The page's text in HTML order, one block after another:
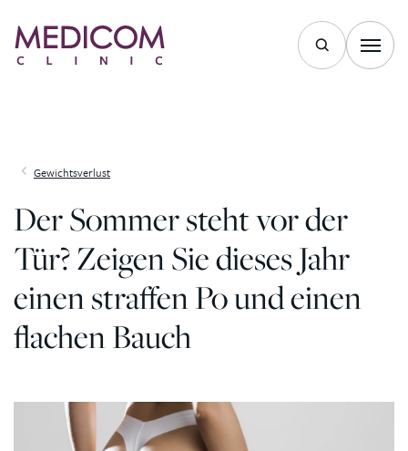
Gewichtsverlust
Der Sommer steht vor der
Tür? Zeigen Sie dieses Jahr
einen straffen Po und einen
flachen Bauch